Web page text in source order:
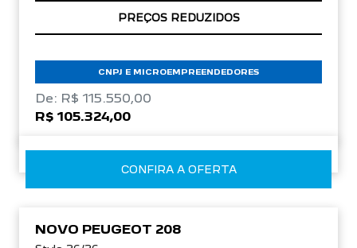
ÚLTIMAS UNIDADES
CNPJ E MICROEMPREENDEDORES
De: R$ 115.550,00
R$ 105.324,00
CONFIRA A OFERTA
NOVO PEUGEOT 208